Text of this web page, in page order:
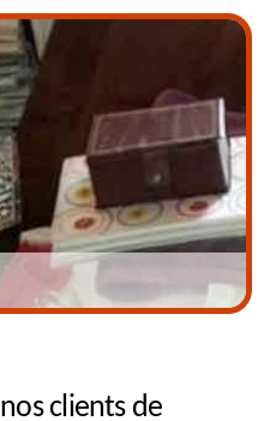
clients de